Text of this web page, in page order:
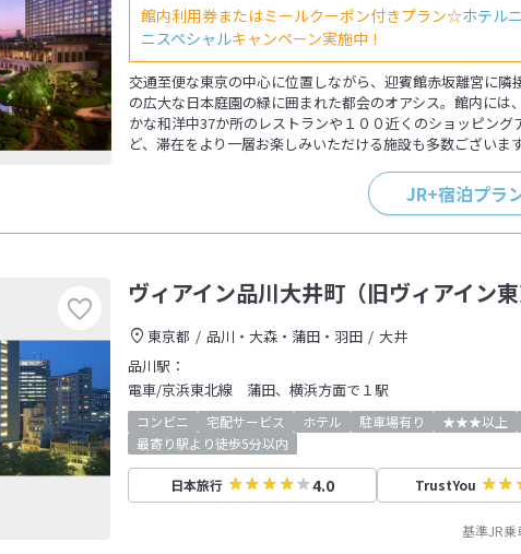
館内利用券またはミールクーポン付きプラン☆ホテル
ニスペシャルキャンペーン実施中！
交通至便な東京の中心に位置しながら、迎賓館赤坂離宮に隣
の広大な日本庭園の緑に囲まれた都会のオアシス。館内には
かな和洋中37か所のレストランや１００近くのショッピング
ど、滞在をより一層お楽しみいただける施設も多数ございます
JR+宿泊プラ
ヴィアイン品川大井町（旧ヴィアイン東
東京都 品川・大森・蒲田・羽田
大井
品川駅：
電車/京浜東北線 蒲田、横浜方面で１駅
コンビニ 宅配サービス ホテル 駐車場有り ★★★以上
最寄り駅より徒歩5分以内
日本旅行 4.0 TrustYou
基準JR乗